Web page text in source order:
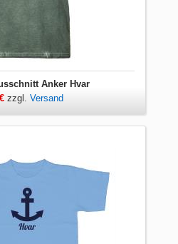
Anker Hvar
zzgl.Versand